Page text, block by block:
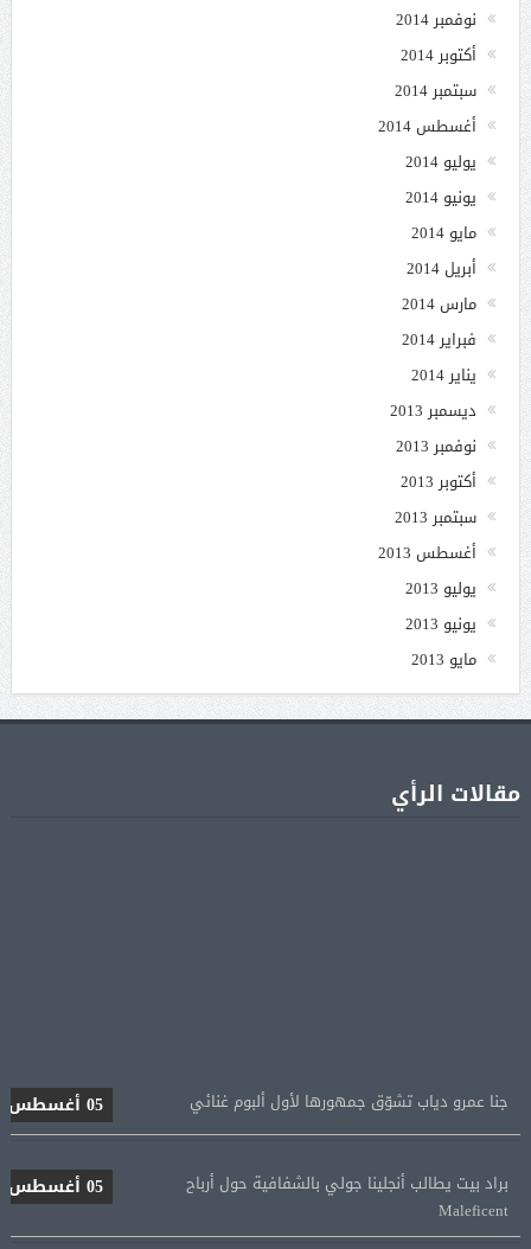
نوفمبر 2014
أكتوبر 2014
سبتمبر 2014
أغسطس 2014
يوليو 2014
يونيو 2014
مايو 2014
أبريل 2014
مارس 2014
فبراير 2014
يناير 2014
ديسمبر 2013
نوفمبر 2013
أكتوبر 2013
سبتمبر 2013
أغسطس 2013
يوليو 2013
يونيو 2013
مايو 2013
مقالات الرأي
Maleficent